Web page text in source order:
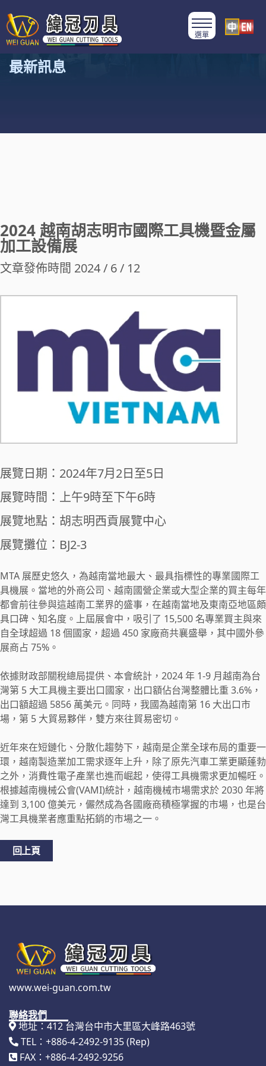
最新訊息
2024 越南胡志明市國際工具機暨金屬
加工設備展
文章發佈時間 2024 / 6 / 12
展覽日期：2024年7月2日至5日
展覽時間：上午9時至下午6時
展覽地點：胡志明西貢展覽中心
展覽攤位：BJ2-3
MTA 展歷史悠久，為越南當地最大、最具指標性的專業國際工
具機展。當地的外商公司、越南國營企業或大型企業的買主每年
都會前往參與這越南工業界的盛事，在越南當地及東南亞地區頗
具口碑、知名度。上屆展會中，吸引了 15,500 名專業買主與來
自全球超過 18 個國家，超過 450 家廠商共襄盛舉，其中國外參
展商占 75%。
依據財政部關稅總局提供、本會統計，2024 年 1-9 月越南為台
灣第 5 大工具機主要出口國家，出口額佔台灣整體比重 3.6%，
出口額超過 5856 萬美元。同時，我國為越南第 16 大出口市
場，第 5 大貿易夥伴，雙方來往貿易密切。
近年來在短鏈化、分散化趨勢下，越南是企業全球布局的重要一
環，越南製造業加工需求逐年上升，除了原先汽車工業更顯蓬勃
之外，消費性電子產業也進而崛起，使得工具機需求更加暢旺。
根據越南機械公會(VAMI)統計，越南機械市場需求於 2030 年將
達到 3,100 億美元，儼然成為各國廠商積極掌握的市場，也是台
灣工具機業者應重點拓銷的市場之一。
回上頁
www.wei-guan.com.tw
聯絡我們
地址：412 台灣台中市大里區大峰路463號
TEL：+886-4-2492-9135 (Rep)
FAX：+886-4-2492-9256